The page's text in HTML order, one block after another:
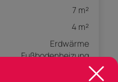
7 m²
4 m²
Erdwärme
Fußbodenheizung